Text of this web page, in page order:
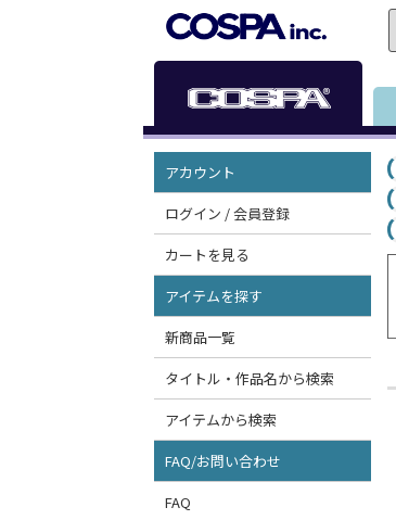
アカウント
ログイン / 会員登録
カートを見る
アイテムを探す
新商品一覧
タイトル・作品名から検索
アイテムから検索
FAQ/お問い合わせ
FAQ